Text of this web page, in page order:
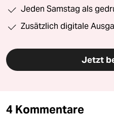
Jeden Samstag als
Zusätzlich digitale
Jetzt
4 Kommentare